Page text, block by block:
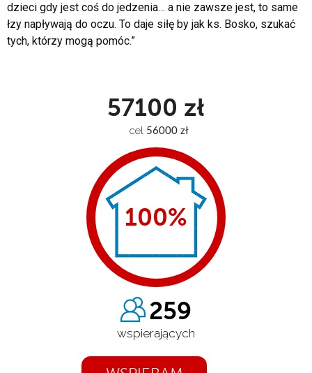
dzieci gdy jest coś do jedzenia… a nie zawsze jest, to same
łzy napływają do oczu. To daje siłę by jak ks. Bosko, szukać
tych, którzy mogą pomóc.”
57100 zł
cel 56000 zł
100%
259
wspierających